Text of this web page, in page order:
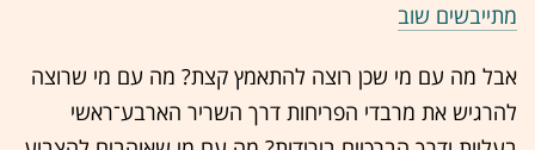
מתייבשים שוב
אבל מה עם מי שכן רוצה להתאמץ קצת? מה עם מי שרוצה
להרגיש את מרבדי הפריחות דרך השריר הארבע־ראשי